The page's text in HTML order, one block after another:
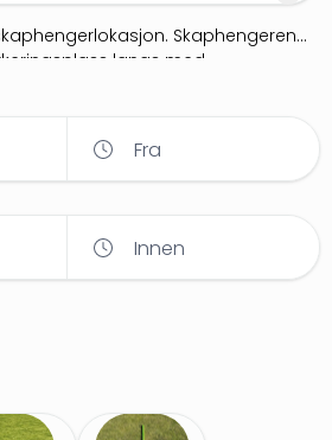
Skaphengeren
langs med
Fra
Innen